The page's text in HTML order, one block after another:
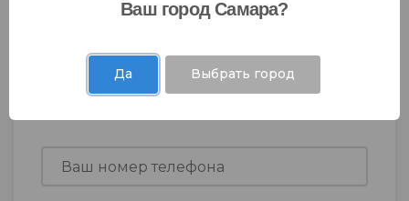
Ваш город Самара?
Да Выбрать город